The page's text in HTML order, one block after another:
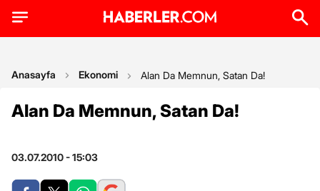
Anasayfa Ekonomi Alan Da Memnun, Satan Da!
Alan Da Memnun, Satan Da!
03.07.2010 - 15:03